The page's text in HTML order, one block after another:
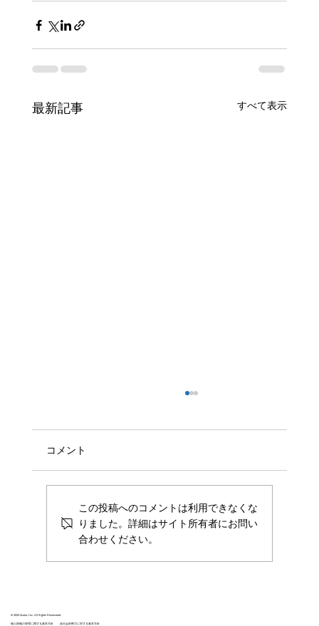
最新記事 すべて表示
トヨタ自動車株式会社におけるグローバルな証
拠採用ルールに基づいた電子データの証拠を保
全する知財デジタルトランスフォーメーション
(DX) プラットフォーム ”Proof Chain of
Evidence (PCE)” に ScalarDL が採用されまし
た。 PCE...
コメント
この投稿へのコメントは利用できなくな
りました。詳細はサイト所有者にお問い
合わせください。
© 2025 Scalar, Inc. All Rights Reservered
個人情報の管理に関する基本方針 反社会的勢力に対する基本方針